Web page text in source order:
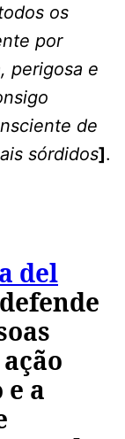
os
por
perigosa e
de
sórdidos].
del
defende
a